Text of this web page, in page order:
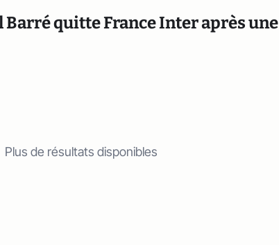
quitte France Inter après une
Plus de résultats disponibles